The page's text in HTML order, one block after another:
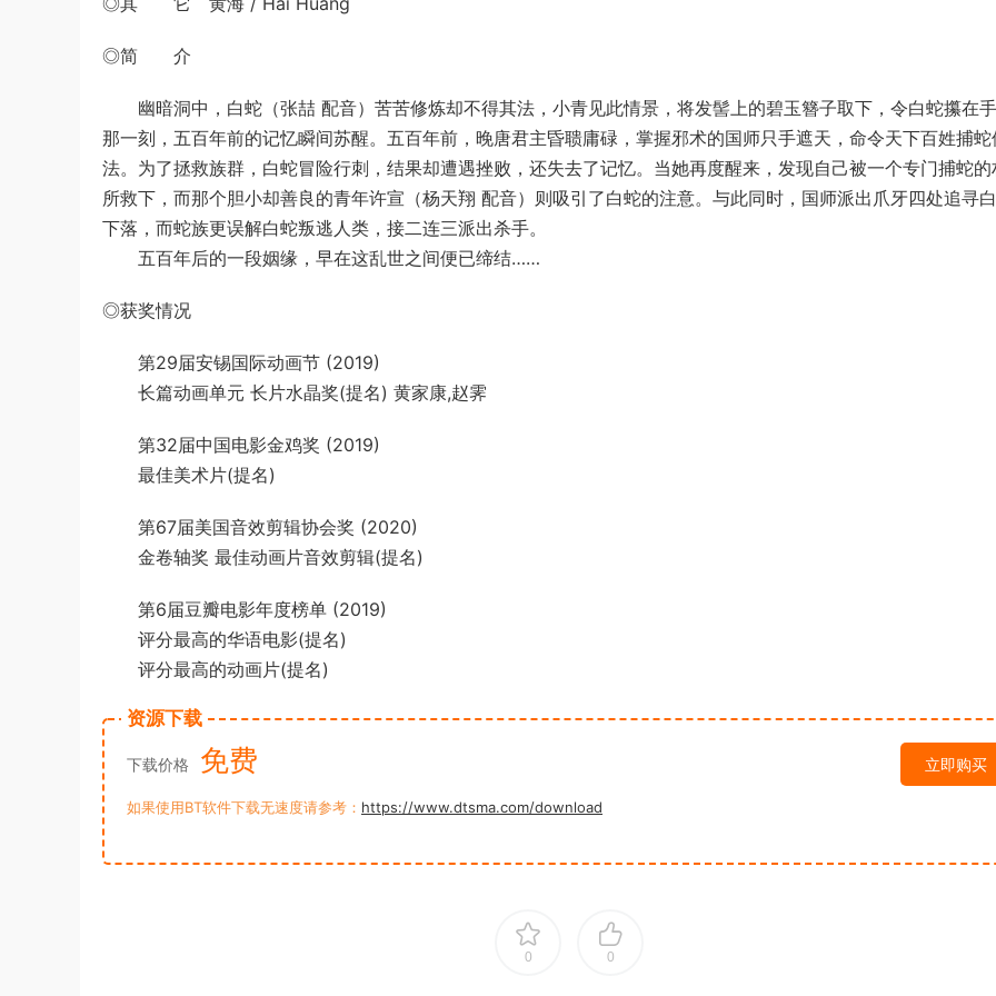
◎简 介
幽暗洞中，白蛇（张喆 配音）苦苦修炼却不得其法，小青见此情景，将发髻上的碧玉簪子取下，令白蛇攥在手
那一刻，五百年前的记忆瞬间苏醒。五百年前，晚唐君主昏聩庸碌，掌握邪术的国师只手遮天，命令天下百姓捕蛇
法。为了拯救族群，白蛇冒险行刺，结果却遭遇挫败，还失去了记忆。当她再度醒来，发现自己被一个专门捕蛇的
所救下，而那个胆小却善良的青年许宣（杨天翔 配音）则吸引了白蛇的注意。与此同时，国师派出爪牙四处追寻
下落，而蛇族更误解白蛇叛逃人类，接二连三派出杀手。
五百年后的一段姻缘，早在这乱世之间便已缔结……
◎获奖情况
第29届安锡国际动画节 (2019)
长篇动画单元 长片水晶奖(提名) 黄家康,赵霁
第32届中国电影金鸡奖 (2019)
最佳美术片(提名)
第67届美国音效剪辑协会奖 (2020)
金卷轴奖 最佳动画片音效剪辑(提名)
第6届豆瓣电影年度榜单 (2019)
评分最高的华语电影(提名)
评分最高的动画片(提名)
资源下载
下载价格 免费 立即购买
如果使用BT软件下载无速度请参考： https://www.dtsma.com/download
0 0